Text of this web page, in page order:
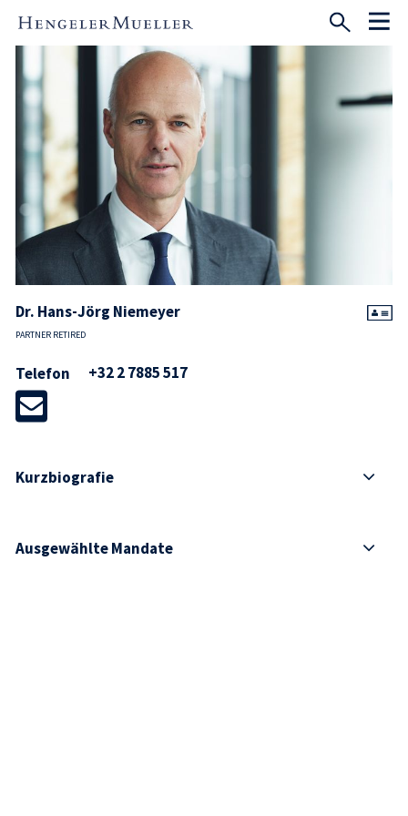
Dr. Hans-Jörg Niemeyer
PARTNER RETIRED
Telefon +32 2 7885 517
Kurzbiografie
Ausgewählte Mandate